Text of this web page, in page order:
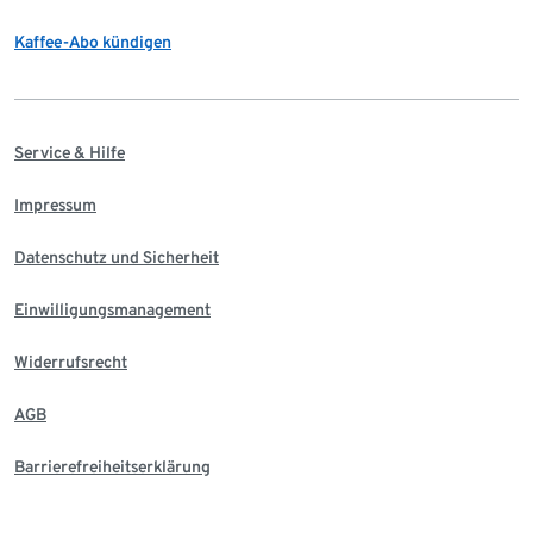
Kaffee-Abo kündigen
Service & Hilfe
Impressum
Datenschutz und Sicherheit
Einwilligungsmanagement
Widerrufsrecht
AGB
Barrierefreiheitserklärung